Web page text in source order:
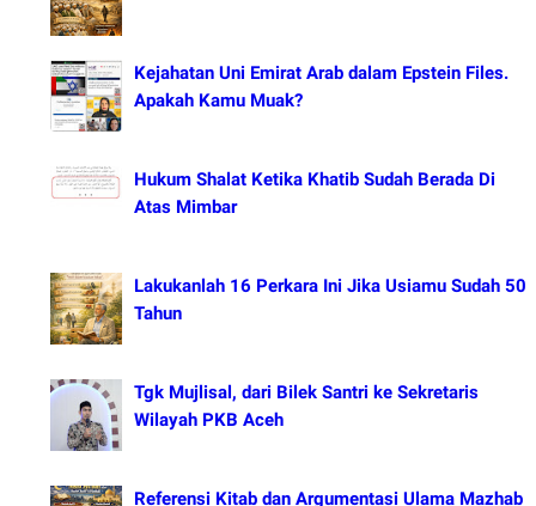
Kejahatan Uni Emirat Arab dalam Epstein Files.
Apakah Kamu Muak?
Hukum Shalat Ketika Khatib Sudah Berada Di
Atas Mimbar
Lakukanlah 16 Perkara Ini Jika Usiamu Sudah 50
Tahun
Tgk Mujlisal, dari Bilek Santri ke Sekretaris
Wilayah PKB Aceh
Referensi Kitab dan Argumentasi Ulama Mazhab